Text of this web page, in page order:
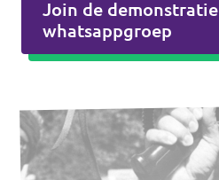
Join de demonstratie
whatsappgroep